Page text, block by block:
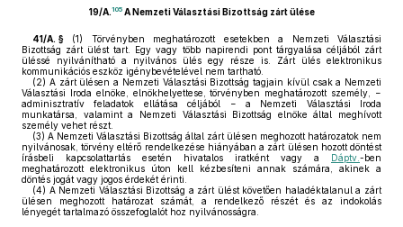
19/A.105A Nemzeti Választási Bizottság zárt ülése
41/A. § (1)
Törvényben meghatározott esetekben a Nemzeti Választási
Bizottság zárt ülést tart. Egy vagy több napirendi pont tárgyalása céljából zárt
üléssé nyilvánítható a nyilvános ülés egy része is. Zárt ülés elektronikus
kommunikációs eszköz igénybevételével nem tartható.
(2) A zárt ülésen a Nemzeti Választási Bizottság tagjain kívül csak a Nemzeti
Választási Iroda elnöke, elnökhelyettese, törvényben meghatározott személy, −
adminisztratív feladatok ellátása céljából − a Nemzeti Választási Iroda
munkatársa, valamint a Nemzeti Választási Bizottság elnöke által meghívott
személy vehet részt.
(3) A Nemzeti Választási Bizottság által zárt ülésen meghozott határozatok nem
nyilvánosak, törvény eltérő rendelkezése hiányában a zárt ülésen hozott döntést
írásbeli kapcsolattartás esetén hivatalos iratként vagy a Dáptv. -ben
meghatározott elektronikus úton kell kézbesíteni annak számára, akinek a
döntés jogát vagy jogos érdekét érinti.
(4) A Nemzeti Választási Bizottság a zárt ülést követően haladéktalanul a zárt
ülésen meghozott határozat számát, a rendelkező részét és az indokolás
lényegét tartalmazó összefoglalót hoz nyilvánosságra.